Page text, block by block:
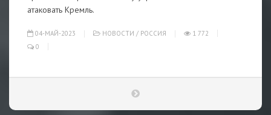
атаковать Кремль.
04-МАЙ-2023 НОВОСТИ / РОССИЯ
1 772
0